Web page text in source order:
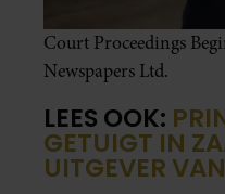
Court Proceedings
Newspapers Ltd.
LEES OOK:
GETUIGT IN
UITGEVER